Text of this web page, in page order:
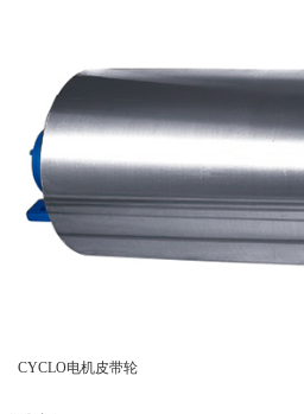
CYCLO电机皮带轮